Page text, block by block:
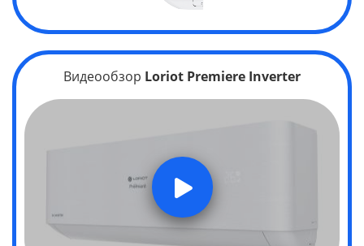
Видеообзор Loriot Premiere Inverter